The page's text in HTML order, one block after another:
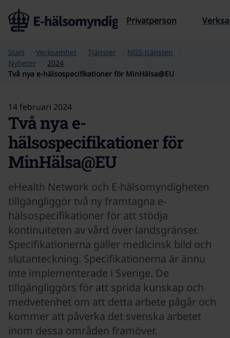
Till sidans innehåll
Privatperson
Start Verksamhet Tjänster
NGS-tjänsten
Nyheter
2024
Två nya e-hälsospecifikationer för MinHälsa@EU
Två nya e-
hälsospecifikationer för
MinHälsa@EU
14 februari 2024
eHealth Network och E-hälsomyndigheten
tillgängliggör två ny framtagna e-
hälsospecifikationer för att stödja
kontinuiteten av vård över landsgränser.
Specifikationerna gäller medicinsk bild och
slutanteckning. Specifikationerna är ännu
inte implementerade i Sverige. De
tillgängliggörs för att sprida kunskap och
medvetenhet om att detta arbete pågår och
kommer att påverka det svenska arbetet
inom dessa områden framöver.